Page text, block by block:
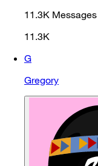
11.3K Messages
11.3K
G
Gregory